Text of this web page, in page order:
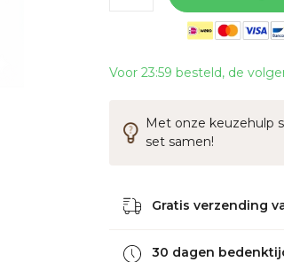
Voor 23:59 besteld, de
Met onze keuzehulp
set samen!
Gratis verzending
30 dagen